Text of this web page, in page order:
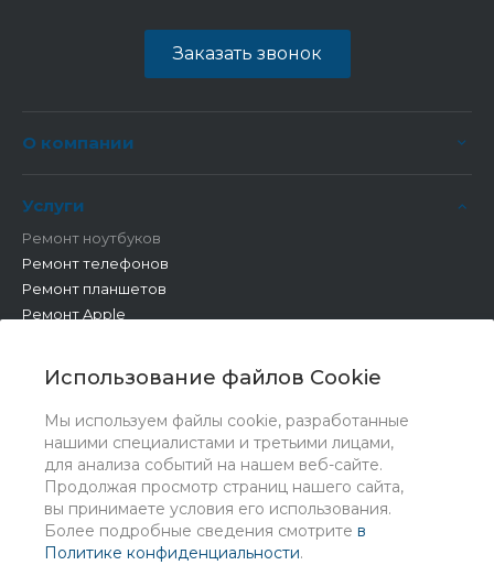
Использование файлов Cookie
Мы используем файлы cookie, разработанные
нашими специалистами и третьими лицами,
для анализа событий на нашем веб-сайте.
Продолжая просмотр страниц нашего сайта,
вы принимаете условия его использования.
Более подробные сведения смотрите в
Политике конфиденциальности.
Заказать звонок
О компании
Услуги
Ремонт ноутбуков
Ремонт телефонов
Ремонт планшетов
Ремонт Apple